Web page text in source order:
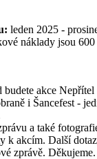
leden 2025 -
náklady jsou
akce Nepřítel
i Šancefest -
a také
k akcím. Další
zprávě. Děkujeme.